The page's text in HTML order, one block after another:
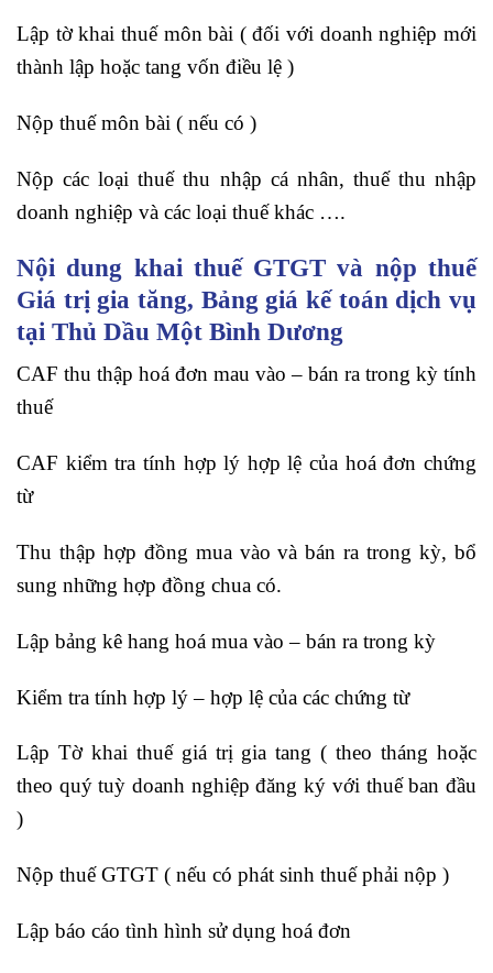
Lập tờ khai thuế môn bài ( đối với doanh nghiệp mới
thành lập hoặc tang vốn điều lệ )
Nộp thuế môn bài ( nếu có )
Nộp các loại thuế thu nhập cá nhân, thuế thu nhập
doanh nghiệp và các loại thuế khác ….
Nội dung khai thuế GTGT và nộp thuế
Giá trị gia tăng, Bảng giá kế toán dịch vụ
tại Thủ Dầu Một Bình Dương
CAF thu thập hoá đơn mau vào – bán ra trong kỳ tính
thuế
CAF kiểm tra tính hợp lý hợp lệ của hoá đơn chứng
từ
Thu thập hợp đồng mua vào và bán ra trong kỳ, bổ
sung những hợp đồng chua có.
Lập bảng kê hang hoá mua vào – bán ra trong kỳ
Kiểm tra tính hợp lý – hợp lệ của các chứng từ
Lập Tờ khai thuế giá trị gia tang ( theo tháng hoặc
theo quý tuỳ doanh nghiệp đăng ký với thuế ban đầu
)
Nộp thuế GTGT ( nếu có phát sinh thuế phải nộp )
Lập báo cáo tình hình sử dụng hoá đơn